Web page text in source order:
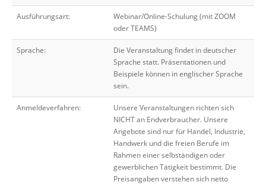
Ausführungsart:
Webinar/Online-Schulung (mit ZOOM
oder TEAMS)
Sprache:
Die Veranstaltung findet in deutscher
Sprache statt. Präsentationen und
Beispiele können in englischer Sprache
sein.
Anmeldeverfahren:
Unsere Veranstaltungen richten sich
NICHT an Endverbraucher. Unsere
Angebote sind nur für Handel, Industrie,
Handwerk und die freien Berufe im
Rahmen einer selbständigen oder
gewerblichen Tätigkeit bestimmt. Die
Preisangaben verstehen sich netto